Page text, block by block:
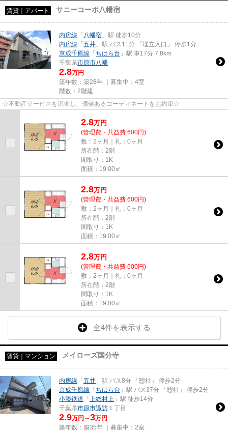
賃貸｜アパート サニーコーポ八幡宿
内房線 「 八幡宿 」駅 徒歩10分
内房線 「五井 」駅 バス11分 「埋立入口」 停歩1分
京成千原線 「ちはら台 」駅 車17分 7.8km
千葉県市原市八幡
2.8万円
築年数：築28年 ｜募集中： 4室
階数：2階建
☆不動産サービスを追求し、価値あるコーディネートをお約束☆
2.8万円
(管理費・共益費 600円)
敷：2ヶ月｜礼：0ヶ月
所在階：2階
間取り：1K
面積：19.00㎡
2.8万円
(管理費・共益費 600円)
敷：2ヶ月｜礼：0ヶ月
所在階：2階
間取り：1K
面積：19.00㎡
2.8万円
(管理費・共益費 600円)
敷：2ヶ月｜礼：0ヶ月
所在階：2階
間取り：1K
面積：19.00㎡
全4件を表示する
賃貸｜マンション メイローズ国分寺
内房線 「五井 」駅 バス8分 「惣社」 停歩2分
京成千原線 「ちはら台 」駅 バス37分 「惣社」 停歩2分
小湊鉄道 「 上総村上 」駅 徒歩14分
千葉県市原市諏訪 １丁目
2.9万円～3万円
築年数：築35年 ｜募集中： 2室